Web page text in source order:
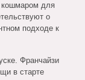
кошмаром для
о
подходе к
Франчайзи
в старте